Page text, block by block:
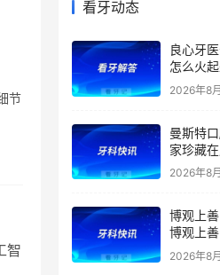
节
智
看牙动态
良心牙
怎么火
代了假
2026年8
曼斯特
家珍藏
技术店
2026年8
博观上
博观上
畸学科
诊及正
2026年8